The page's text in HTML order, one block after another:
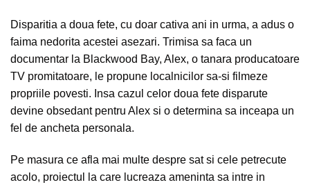
Disparitia a doua fete, cu doar cativa ani in urma, a adus o
faima nedorita acestei asezari. Trimisa sa faca un
documentar la Blackwood Bay, Alex, o tanara producatoare
TV promitatoare, le propune localnicilor sa-si filmeze
propriile povesti. Insa cazul celor doua fete disparute
devine obsedant pentru Alex si o determina sa inceapa un
fel de ancheta personala.
Pe masura ce afla mai multe despre sat si cele petrecute
acolo, proiectul la care lucreaza ameninta sa intre in